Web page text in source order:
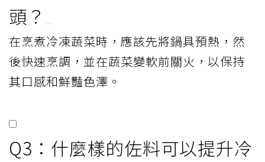
頭？
在烹煮冷凍蔬菜時，應該先將鍋具預熱，然
後快速烹調，並在蔬菜變軟前關火，以保持
其口感和鮮豔色澤。
Q3：什麼樣的佐料可以提升冷